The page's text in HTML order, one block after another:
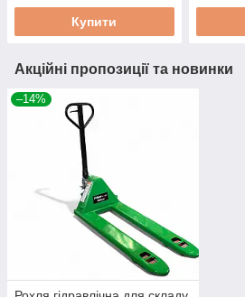
Купити
Акційні пропозиції та новинки
–14%